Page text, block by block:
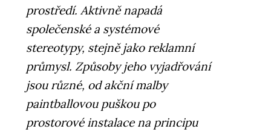
prostředí. Aktivně napadá
společenské a systémové
stereotypy, stejně jako reklamní
průmysl. Způsoby jeho vyjadřování
jsou různé, od akční malby
paintballovou puškou po
prostorové instalace na principu